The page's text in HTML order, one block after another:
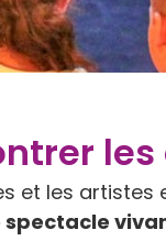
et les
spectacle